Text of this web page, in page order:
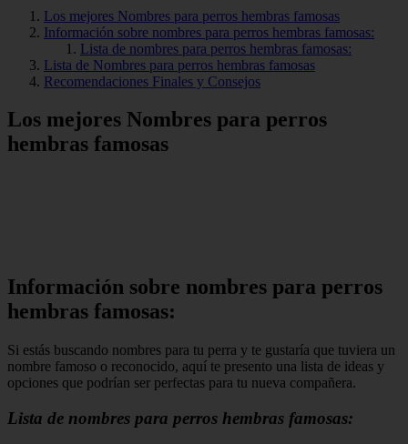
Los mejores Nombres para perros hembras famosas
Información sobre nombres para perros hembras famosas:
Lista de nombres para perros hembras famosas:
Lista de Nombres para perros hembras famosas
Recomendaciones Finales y Consejos
Los mejores Nombres para perros
hembras famosas
Información sobre nombres para perros
hembras famosas:
Si estás buscando nombres para tu perra y te gustaría que tuviera un
nombre famoso o reconocido, aquí te presento una lista de ideas y
opciones que podrían ser perfectas para tu nueva compañera.
Lista de nombres para perros hembras famosas: